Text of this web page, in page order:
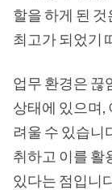
할을 하게 된
최고가 되었기
업무 환경은 끊
상태에 있으며,
려울 수 있습니
취하고 이를 활
있다는 점입니